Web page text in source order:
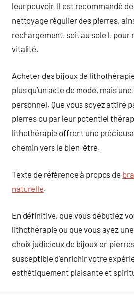
leur pouvoir. Il est recommandé
nettoyage régulier des pierres,
rechargement, soit au soleil, pour
vitalité.
Acheter des bijoux de
plus qu’un acte de mode, mais une
personnel. Que vous soyez attiré
pierres ou par leur potentiel
lithothérapie offrent une
chemin vers le bien-être.
Texte de référence à propos de
naturelle.
En définitive, que vous débutiez
lithothérapie ou que vous ayez
choix judicieux de bijoux en
susceptible d’enrichir votre
esthétiquement plaisante et